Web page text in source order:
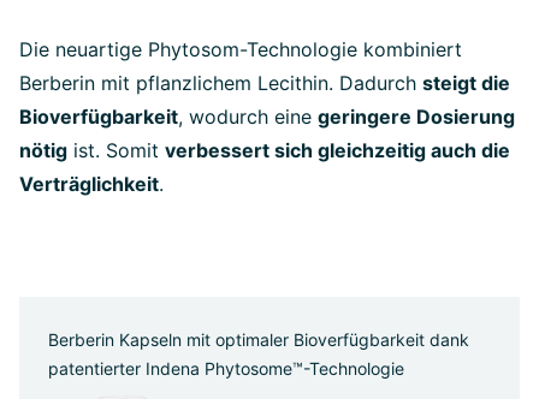
Die neuartige Phytosom-Technologie kombiniert
Berberin mit pflanzlichem Lecithin. Dadurch steigt die
Bioverfügbarkeit, wodurch eine geringere Dosierung
nötig ist. Somit verbessert sich gleichzeitig auch die
Verträglichkeit.
Berberin Kapseln mit optimaler Bioverfügbarkeit dank
patentierter Indena Phytosome™-Technologie